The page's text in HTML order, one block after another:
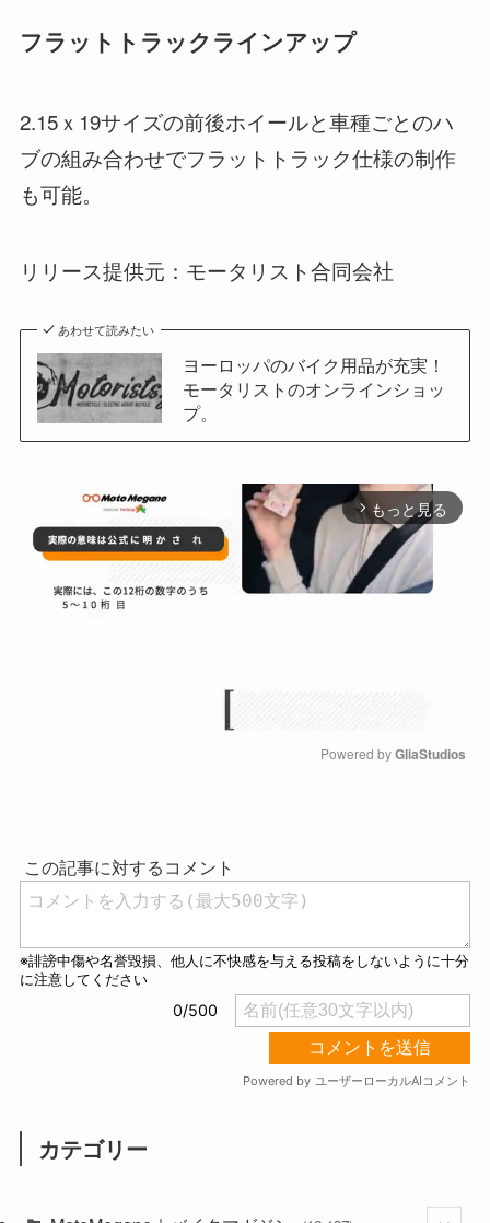
フラットトラックラインアップ
2.15ｘ19サイズの前後ホイールと車種ごとのハ
ブの組み合わせでフラットトラック仕様の制作
も可能。
リリース提供元：モータリスト合同会社
あわせて読みたい
ヨーロッパのバイク用品が充実！
モータリストのオンラインショッ
プ。
arrow_forward_ios もっと見る
Powered by GliaStudios
カテゴリー